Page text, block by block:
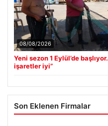
08/08/2026
Yeni sezon 1 Eylül’de
işaretler iyi”
Son Eklenen Firmalar